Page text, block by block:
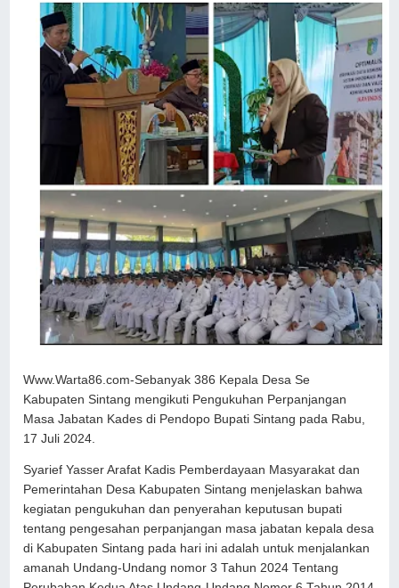
Www.Warta86.com-Sebanyak 386 Kepala Desa Se
Kabupaten Sintang mengikuti Pengukuhan Perpanjangan
Masa Jabatan Kades di Pendopo Bupati Sintang pada Rabu,
17 Juli 2024.
Syarief Yasser Arafat Kadis Pemberdayaan Masyarakat dan
Pemerintahan Desa Kabupaten Sintang menjelaskan bahwa
kegiatan pengukuhan dan penyerahan keputusan bupati
tentang pengesahan perpanjangan masa jabatan kepala desa
di Kabupaten Sintang pada hari ini adalah untuk menjalankan
amanah Undang-Undang nomor 3 Tahun 2024 Tentang